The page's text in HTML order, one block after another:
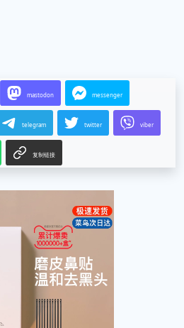
mastodon messenger
telegram twitter viber
复制链接